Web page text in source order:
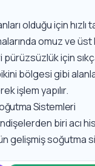
olduğu için
omuz ve
pürüzsüzlük için
bölgesi gibi
işlem yapılır.
Sistemleri
biri acı
gelişmiş soğutma